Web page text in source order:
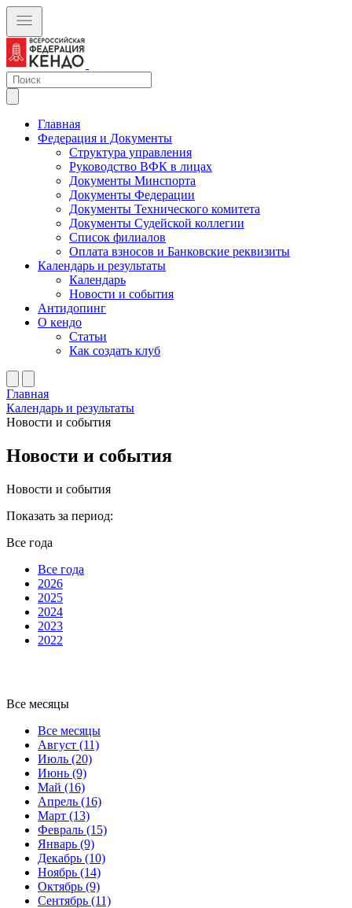
Главная
Федерация и Документы
Структура управления
Руководство ВФК в лицах
Документы Минспорта
Документы Федерации
Документы Технического комитета
Документы Судейской коллегии
Список филиалов
Оплата взносов и Банковские реквизиты
Календарь и результаты
Календарь
Новости и события
Антидопинг
О кендо
Статьи
Как создать клуб
Главная
Календарь и результаты
Новости и события
Новости и события
Новости и события
Показать за период:
Все года
Все года
2026
2025
2024
2023
2022
Все месяцы
Все месяцы
Август (11)
Июль (20)
Июнь (9)
Май (16)
Апрель (16)
Март (13)
Февраль (15)
Январь (9)
Декабрь (10)
Ноябрь (14)
Октябрь (9)
Сентябрь (11)